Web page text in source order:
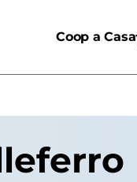
Coop a Casa